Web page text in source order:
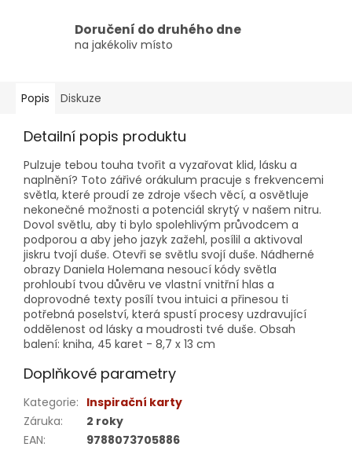
Doručení do druhého dne
na jakékoliv místo
Popis Diskuze
Detailní popis produktu
Pulzuje tebou touha tvořit a vyzařovat klid, lásku a
naplnění? Toto zářivé orákulum pracuje s frekvencemi
světla, které proudí ze zdroje všech věcí, a osvětluje
nekonečné možnosti a potenciál skrytý v našem nitru.
Dovol světlu, aby ti bylo spolehlivým průvodcem a
podporou a aby jeho jazyk zažehl, posílil a aktivoval
jiskru tvojí duše. Otevři se světlu svojí duše. Nádherné
obrazy Daniela Holemana nesoucí kódy světla
prohloubí tvou důvěru ve vlastní vnitřní hlas a
doprovodné texty posílí tvou intuici a přinesou ti
potřebná poselství, která spustí procesy uzdravující
oddělenost od lásky a moudrosti tvé duše. Obsah
balení: kniha, 45 karet - 8,7 x 13 cm
Doplňkové parametry
Kategorie: Inspirační karty
Záruka:
2 roky
EAN: 9788073705886